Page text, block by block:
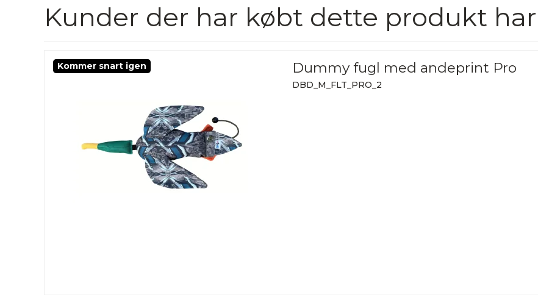
Kunder der har købt dette produkt
Kommer snart igen Dummy fugl med andeprint Pro
DBD_M_FLT_PRO_2